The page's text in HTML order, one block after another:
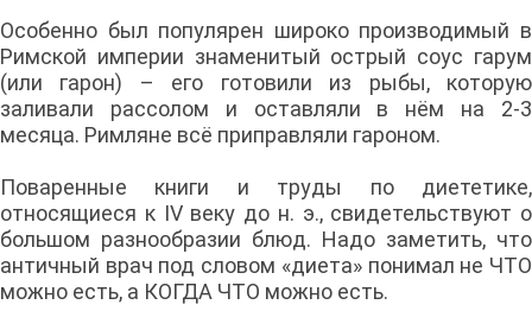
Особенно был популярен широко производимый в
Римской империи знаменитый острый соус гарум
(или гарон) – его готовили из рыбы, которую
заливали рассолом и оставляли в нём на 2-3
месяца. Римляне всё приправляли гароном.
Поваренные книги и труды по диететике,
относящиеся к IV веку до н. э., свидетельствуют о
большом разнообразии блюд. Надо заметить, что
античный врач под словом «диета» понимал не ЧТО
можно есть, а КОГДА ЧТО можно есть.